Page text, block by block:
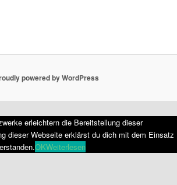
powered by WordPress
erleichtern die Bereitstellung dieser
dieser Webseite erklärst du dich mit dem Einsatz
OKWeiterlesen